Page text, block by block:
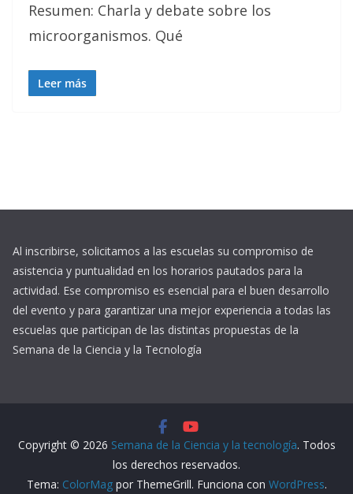
Resumen: Charla y debate sobre los
microorganismos. Qué
Leer más
Al inscribirse, solicitamos a las escuelas su compromiso de
asistencia y puntualidad en los horarios pautados para la
actividad. Ese compromiso es esencial para el buen desarrollo
del evento y para garantizar una mejor experiencia a todas las
escuelas que participan de las distintas propuestas de la
Semana de la Ciencia y la Tecnología
Copyright © 2026 Semana de la Ciencia y la tecnología. Todos
los derechos reservados.
Tema: ColorMagpor ThemeGrill. Funciona con WordPress.